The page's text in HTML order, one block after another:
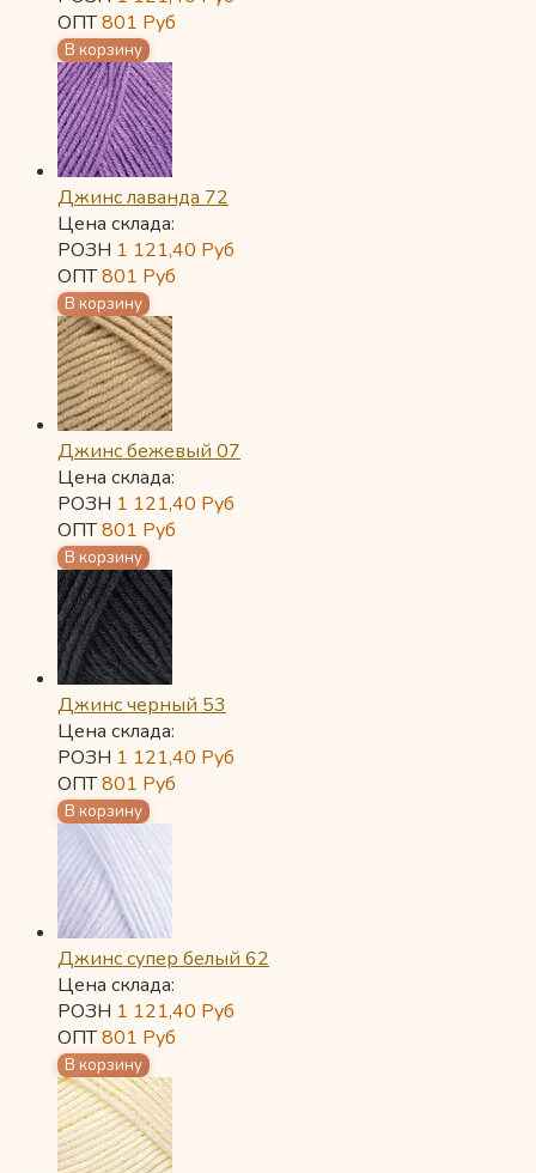
ОПТ801 Руб
Джинс лаванда 72
Цена склада:
РОЗН 1 121,40 Руб
ОПТ801 Руб
Джинс бежевый 07
Цена склада:
РОЗН 1 121,40 Руб
ОПТ801 Руб
Джинс черный 53
Цена склада:
РОЗН 1 121,40 Руб
ОПТ801 Руб
Джинс супер белый 62
Цена склада:
РОЗН 1 121,40 Руб
ОПТ801 Руб